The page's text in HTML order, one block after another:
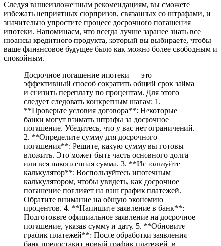
Следуя вышеизложенным рекомендациям, вы сможете
избежать неприятных сюрпризов, связанных со штрафами, и
значительно упростите процесс досрочного погашения
ипотеки. Напоминаем, что всегда лучше заранее знать все
нюансы кредитного продукта, который вы выбираете, чтобы
ваше финансовое будущее было как можно более свободным и
спокойным.
Досрочное погашение ипотеки — это
эффективный способ сократить общий срок займа
и снизить переплату по процентам. Для этого
следует следовать конкретным шагам: 1.
**Проверьте условия договора**: Некоторые
банки могут взимать штрафы за досрочное
погашение. Убедитесь, что у вас нет ограничений.
2. **Определите сумму для досрочного
погашения**: Решите, какую сумму вы готовы
вложить. Это может быть часть основного долга
или вся накопленная сумма. 3. **Используйте
калькулятор**: Воспользуйтесь ипотечным
калькулятором, чтобы увидеть, как досрочное
погашение повлияет на ваш график платежей.
Обратите внимание на общую экономию
процентов. 4. **Напишите заявление в банк**:
Подготовьте официальное заявление на досрочное
погашение, указав сумму и дату. 5. **Обновите
график платежей**: После обработки заявления
банк предоставит новый график платежей, в